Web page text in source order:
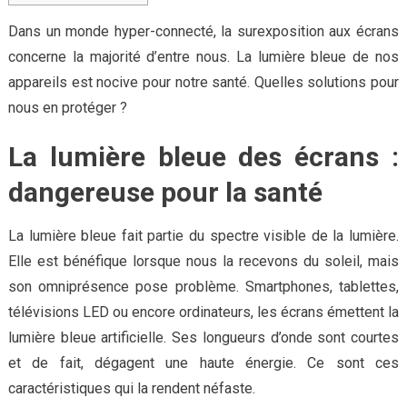
Dans un monde hyper-connecté, la surexposition aux écrans
concerne la majorité d’entre nous. La lumière bleue de nos
appareils est nocive pour notre santé. Quelles solutions pour
nous en protéger ?
La lumière bleue des écrans :
dangereuse pour la santé
La lumière bleue fait partie du spectre visible de la lumière.
Elle est bénéfique lorsque nous la recevons du soleil, mais
son omniprésence pose problème. Smartphones, tablettes,
télévisions LED ou encore ordinateurs, les écrans émettent la
lumière bleue artificielle. Ses longueurs d’onde sont courtes
et de fait, dégagent une haute énergie. Ce sont ces
caractéristiques qui la rendent néfaste.